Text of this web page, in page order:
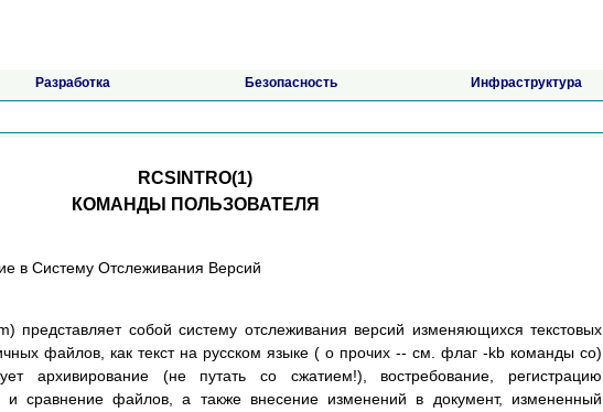
Разработка Безопасность Инфраструктура
RCSINTRO(1)
КОМАНДЫ ПОЛЬЗОВАТЕЛЯ
в Систему Отслеживания Версий
представляет собой систему отслеживания версий изменяющихся текстовых
файлов, как текст на русском языке ( о прочих -- см. флаг -kb команды co)
архивирование (не путать со сжатием!), востребование, регистрацию
и сравнение файлов, а также внесение изменений в документ, измененный